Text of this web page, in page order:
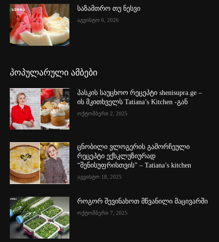
საზამთრო თუ ნესვი
აგვისტო 6, 2026
პოპულარული ამბები
პასკის საუცხოო რეცეპტი shenisupra.ge –
ის მკითხველს Tatiana’s Kitchen -გან
ოქტომბერი 2, 2025
ცნობილი ვლოგერის გამორჩეული
რეცეპტი ექსკლუზიურად
“შენისუფრისთვის” – Tatiana’s kitchen
აგვისტო 18, 2025
როგორ შევინახოთ მწვანილი მაცივარში
ოქტომბერი 7, 2025